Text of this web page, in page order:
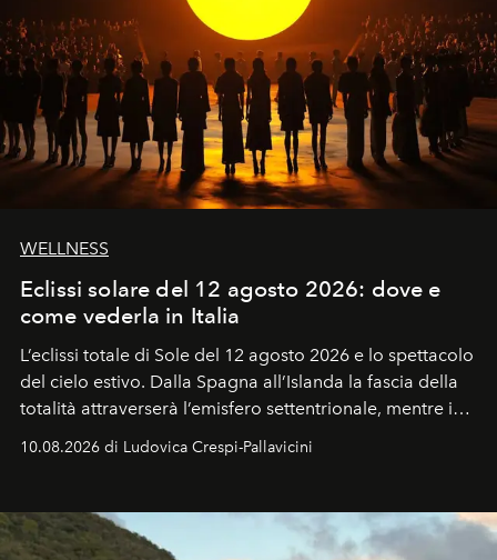
WELLNESS
Eclissi solare del 12 agosto 2026: dove e
come vederla in Italia
L’eclissi totale di Sole del 12 agosto 2026 e lo spettacolo
del cielo estivo. Dalla Spagna all’Islanda la fascia della
totalità attraverserà l’emisfero settentrionale, mentre in
Italia il fenomeno sarà parziale ma particolarmente
spettacolare al Nord. Orari, città favorite e regole per
10.08.2026 di Ludovica Crespi-Pallavicini